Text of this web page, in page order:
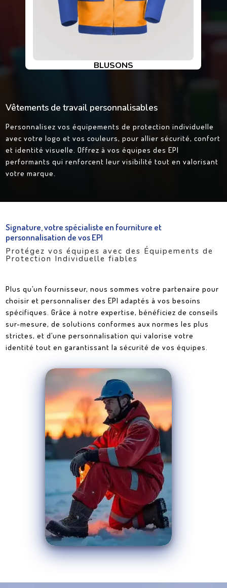
VESTES
Vêtements de travail personnalisables
Personnalisez vos équipements de protection individuelle
avec votre logo et vos couleurs, pour allier sécurité, confort
et identité visuelle. Offrez à vos équipes des EPI
performants qui renforcent leur visibilité tout en valorisant
votre marque.
Signature, votre spécialiste en fourniture et
personnalisation de vos EPI
Protégez vos équipes avec des Équipements de
Protection Individuelle fiables
Plus qu’un fournisseur, nous sommes votre partenaire pour
choisir et personnaliser des EPI adaptés à vos besoins
spécifiques. Grâce à notre expertise, bénéficiez de conseils
sur-mesure, de solutions conformes aux normes les plus
strictes, et d’une personnalisation qui valorise votre
identité tout en garantissant la sécurité de vos équipes.
En savoir plus